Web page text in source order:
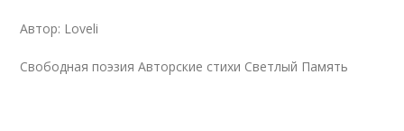
Автор: Loveli
Свободная поэзия Авторские стихи Светлый Память